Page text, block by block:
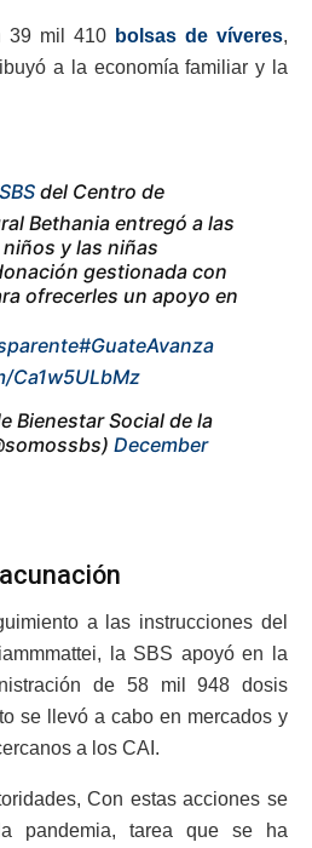
39 mil 410 bolsas de víveres,
a la economía familiar y la
del Centro de
Bethania entregó a las
y las niñas
gestionada con
ofrecerles un apoyo en
#GuateAvanza
Ca1w5ULbMz
Bienestar Social de la
December
a las instrucciones del
la SBS apoyó en la
de 58 mil 948 dosis
se llevó a cabo en mercados y
a los CAI.
Con estas acciones se
pandemia, tarea que se ha